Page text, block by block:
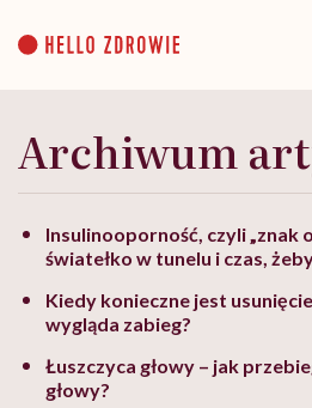
content
Archiwum
Insulinooporność, czyli „znak
światełko w tunelu i czas,
Kiedy konieczne jest
wygląda zabieg?
Łuszczyca głowy – jak
głowy?